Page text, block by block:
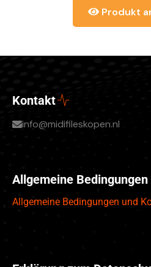
Produkt
Kontakt
info@midifileskopen.nl
Allgemeine
Allgemeine Bedingungen und